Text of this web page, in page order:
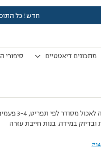
חדש! כל
מתכונים דיאטטיים סיפורי
ובדיוק במידה. בנות חייבת עזרה